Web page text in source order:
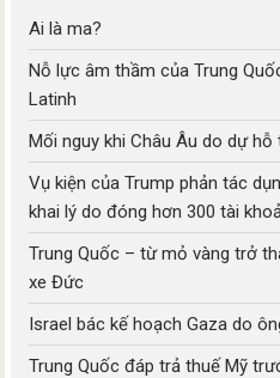
Ai là ma?
Nỗ lực âm thầm của Trung
Latinh
Mối nguy khi Châu Âu do dự
Vụ kiện của Trump phản tác
khai lý do đóng hơn 300 tài
Trung Quốc – từ mỏ vàng trở
xe Đức
Israel bác kế hoạch Gaza do
Trung Quốc đáp trả thuế Mỹ